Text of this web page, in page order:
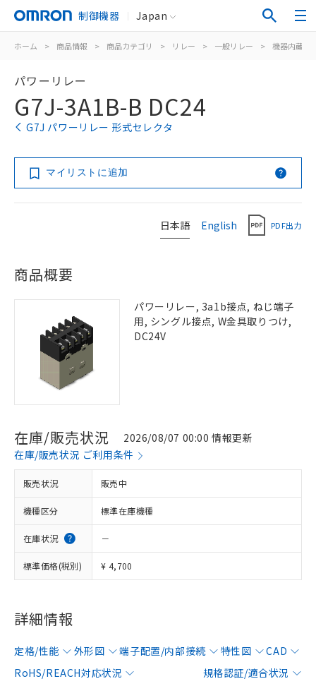
制御機器 Japan
ホーム > 商品情報 > 商品カテゴリ > リレー > 一般リレー > 機器内蔵用
パワーリレー
G7J-3A1B-B DC24
G7J パワーリレー 形式セレクタ
マイリストに追加
日本語 English PDF出力
商品概要
パワーリレー, 3a1b接点, ねじ端子
用, シングル接点, W金具取りつけ,
DC24V
在庫/販売状況
2026/08/07 00:00 情報更新
在庫/販売状況 ご利用条件
販売状況 販売中
機種区分 標準在庫機種
在庫状況 －
標準価格(税別) ¥ 4,700
詳細情報
定格/性能 外形図 端子配置/内部接続 特性図
CAD
RoHS/REACH対応状況
規格認証/適合状況